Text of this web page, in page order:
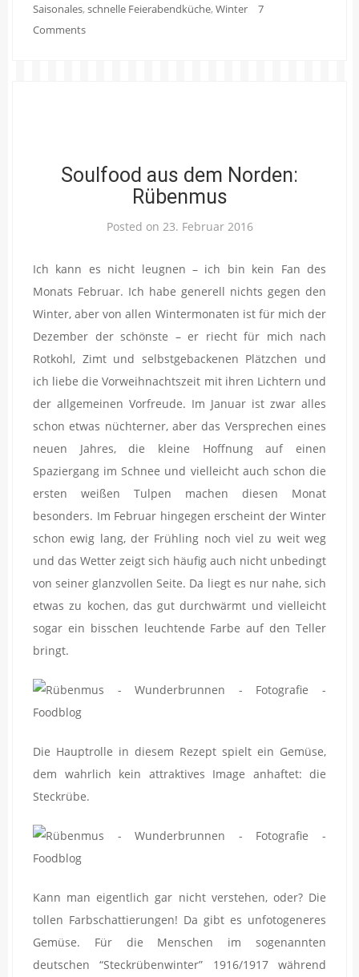
Saisonales, schnelle Feierabendküche, Winter
7
Comments
Soulfood aus dem Norden:
Rübenmus
Posted on 23. Februar 2016
Ich kann es nicht leugnen – ich bin kein Fan des
Monats Februar. Ich habe generell nichts gegen den
Winter, aber von allen Wintermonaten ist für mich der
Dezember der schönste – er riecht für mich nach
Rotkohl, Zimt und selbstgebackenen Plätzchen und
ich liebe die Vorweihnachtszeit mit ihren Lichtern und
der allgemeinen Vorfreude. Im Januar ist zwar alles
schon etwas nüchterner, aber das Versprechen eines
neuen Jahres, die kleine Hoffnung auf einen
Spaziergang im Schnee und vielleicht auch schon die
ersten weißen Tulpen machen diesen Monat
besonders. Im Februar hingegen erscheint der Winter
schon ewig lang, der Frühling noch viel zu weit weg
und das Wetter zeigt sich häufig auch nicht unbedingt
von seiner glanzvollen Seite. Da liegt es nur nahe, sich
etwas zu kochen, das gut durchwärmt und vielleicht
sogar ein bisschen leuchtende Farbe auf den Teller
bringt.
Die Hauptrolle in diesem Rezept spielt ein Gemüse,
dem wahrlich kein attraktives Image anhaftet: die
Steckrübe.
Kann man eigentlich gar nicht verstehen, oder? Die
tollen Farbschattierungen! Da gibt es unfotogeneres
Gemüse. Für die Menschen im sogenannten
deutschen “Steckrübenwinter” 1916/1917 während